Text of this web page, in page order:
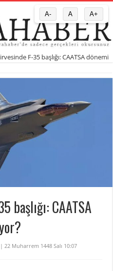
F-35 başlığı: CAATSA dönemi
başlığı: CAATSA
22 Muharrem 1448 Salı 10:07
A- A A+